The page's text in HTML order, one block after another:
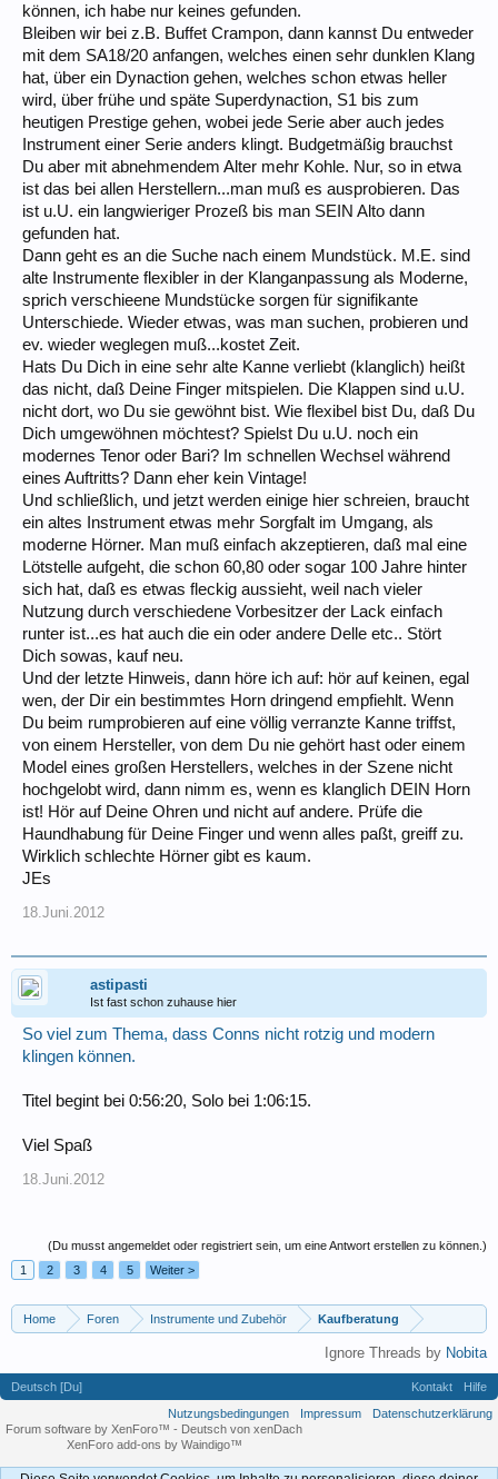
können, ich habe nur keines gefunden.
Bleiben wir bei z.B. Buffet Crampon, dann kannst Du entweder
mit dem SA18/20 anfangen, welches einen sehr dunklen Klang
hat, über ein Dynaction gehen, welches schon etwas heller
wird, über frühe und späte Superdynaction, S1 bis zum
heutigen Prestige gehen, wobei jede Serie aber auch jedes
Instrument einer Serie anders klingt. Budgetmäßig brauchst
Du aber mit abnehmendem Alter mehr Kohle. Nur, so in etwa
ist das bei allen Herstellern...man muß es ausprobieren. Das
ist u.U. ein langwieriger Prozeß bis man SEIN Alto dann
gefunden hat.
Dann geht es an die Suche nach einem Mundstück. M.E. sind
alte Instrumente flexibler in der Klanganpassung als Moderne,
sprich verschieene Mundstücke sorgen für signifikante
Unterschiede. Wieder etwas, was man suchen, probieren und
ev. wieder weglegen muß...kostet Zeit.
Hats Du Dich in eine sehr alte Kanne verliebt (klanglich) heißt
das nicht, daß Deine Finger mitspielen. Die Klappen sind u.U.
nicht dort, wo Du sie gewöhnt bist. Wie flexibel bist Du, daß Du
Dich umgewöhnen möchtest? Spielst Du u.U. noch ein
modernes Tenor oder Bari? Im schnellen Wechsel während
eines Auftritts? Dann eher kein Vintage!
Und schließlich, und jetzt werden einige hier schreien, braucht
ein altes Instrument etwas mehr Sorgfalt im Umgang, als
moderne Hörner. Man muß einfach akzeptieren, daß mal eine
Lötstelle aufgeht, die schon 60,80 oder sogar 100 Jahre hinter
sich hat, daß es etwas fleckig aussieht, weil nach vieler
Nutzung durch verschiedene Vorbesitzer der Lack einfach
runter ist...es hat auch die ein oder andere Delle etc.. Stört
Dich sowas, kauf neu.
Und der letzte Hinweis, dann höre ich auf: hör auf keinen, egal
wen, der Dir ein bestimmtes Horn dringend empfiehlt. Wenn
Du beim rumprobieren auf eine völlig verranzte Kanne triffst,
von einem Hersteller, von dem Du nie gehört hast oder einem
Model eines großen Herstellers, welches in der Szene nicht
hochgelobt wird, dann nimm es, wenn es klanglich DEIN Horn
ist! Hör auf Deine Ohren und nicht auf andere. Prüfe die
Haundhabung für Deine Finger und wenn alles paßt, greiff zu.
Wirklich schlechte Hörner gibt es kaum.
JEs
18.Juni.2012
astipasti
Ist fast schon zuhause hier
So viel zum Thema, dass Conns nicht rotzig und modern
klingen können.
Titel begint bei 0:56:20, Solo bei 1:06:15.
Viel Spaß
18.Juni.2012
(Du musst angemeldet oder registriert sein, um eine Antwort erstellen zu können.)
1
2 3 4 5 Weiter >
Home Foren Instrumente und Zubehör Kaufberatung
Ignore Threads by Nobita
Deutsch [Du] Kontakt
Hilfe
Nutzungsbedingungen
Impressum
Datenschutzerklärung
Forum software by XenForo™ - Deutsch von xenDach
XenForo add-ons by Waindigo™